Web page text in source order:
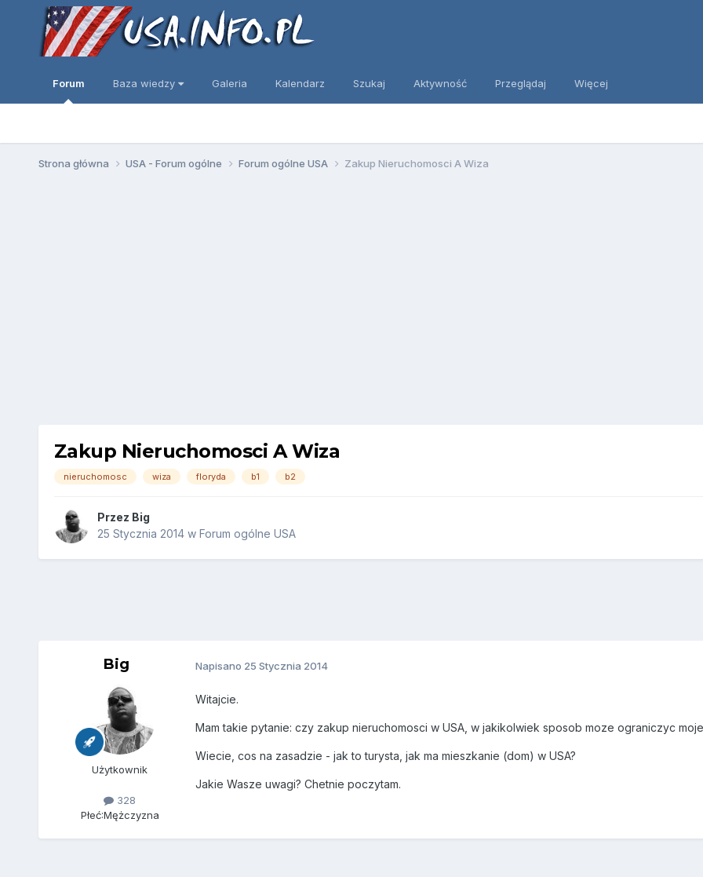
Forum Baza wiedzy Galeria Kalendarz Szukaj Aktywność Przeglądaj Więcej
Strona główna USA - Forum ogólne Forum ogólne USA Zakup Nieruchomosci A Wiza
Zakup Nieruchomosci A Wiza
nieruchomosc wiza floryda b1 b2
Przez Big
25 Stycznia 2014w Forum ogólne USA
Big
Użytkownik
328
Płeć:Mężczyzna
Napisano 25 Stycznia 2014
Witajcie.
Mam takie pytanie: czy zakup nieruchomosci w USA, w jakikolwiek sposob moze ograniczyc
Wiecie, cos na zasadzie - jak to turysta, jak ma mieszkanie (dom) w USA?
Jakie Wasze uwagi? Chetnie poczytam.